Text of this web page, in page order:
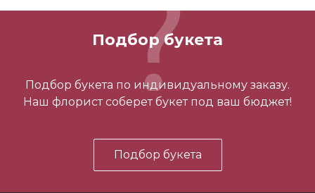
-
Подбор букета
Подбор букета по индивидуальному заказу.
Наш флорист соберет букет под ваш бюджет!
Подбор букета